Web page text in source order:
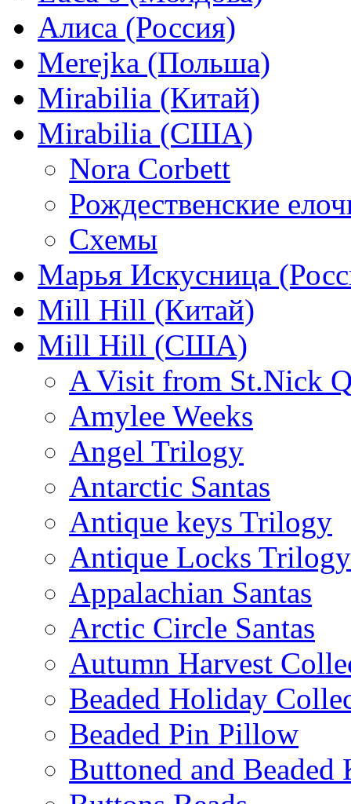
Алиса (Россия)
Merejka (Польша)
Mirabilia (Китай)
Mirabilia (США)
Nora Corbett
Рождественские
Схемы
Марья Искусница
Mill Hill (Китай)
Mill Hill (США)
A Visit from St.Nick
Amylee Weeks
Angel Trilogy
Antarctic Santas
Antique keys Trilogy
Antique Locks Trilogy
Appalachian Santas
Arctic Circle Santas
Autumn Harvest
Beaded Holiday
Beaded Pin Pillow
Buttoned and Beaded